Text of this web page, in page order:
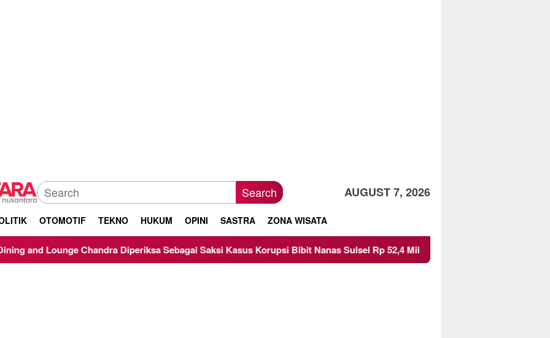
Search AUGUST 7, 2026
OTOMOTIF TEKNO HUKUM OPINI SASTRA ZONA WISATA
Chandra Diperiksa Sebagai Saksi Kasus Korupsi Bibit Nanas Sulsel Rp 52,4 Miliar Pemkot Malang Diingatkan